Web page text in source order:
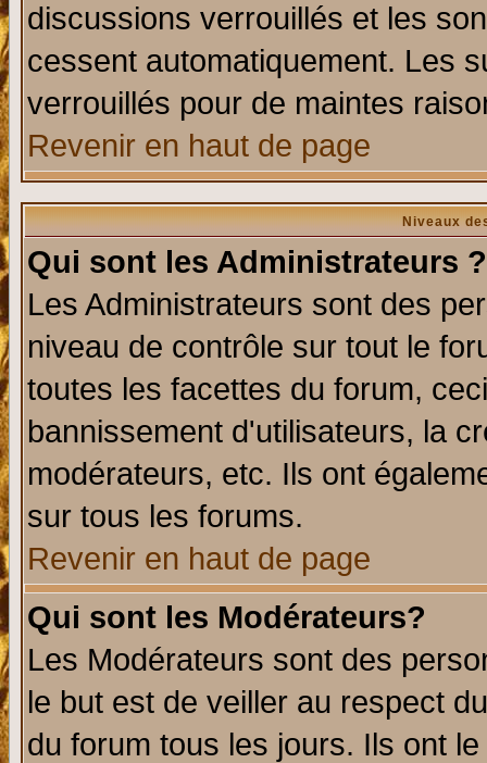
discussions verrouillés et les
cessent automatiquement. Les
verrouillés pour de maintes
Revenir en haut de page
Niveaux
Qui sont les Administrateurs ?
Les Administrateurs sont des
niveau de contrôle sur tout le
toutes les facettes du forum,
bannissement d'utilisateurs, la
modérateurs, etc. Ils ont
sur tous les forums.
Revenir en haut de page
Qui sont les Modérateurs?
Les Modérateurs sont des
le but est de veiller au respect
du forum tous les jours. Ils ont